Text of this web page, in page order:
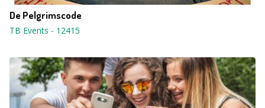
De Pelgrimscode
TB Events - 12415